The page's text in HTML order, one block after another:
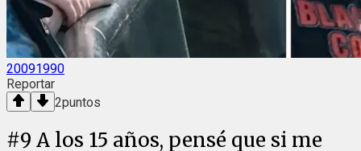
20091990
Reportar
2puntos
#9 A los 15 años, pensé que si me